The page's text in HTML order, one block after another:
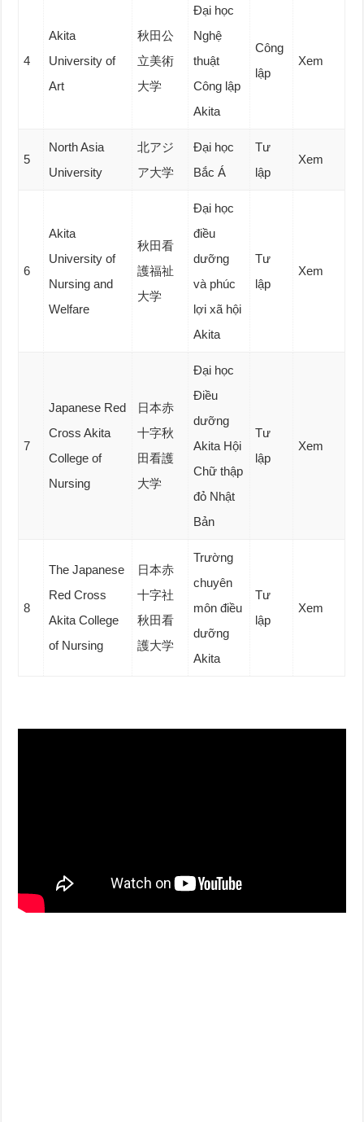
4
Akita
University of
Art
秋田公
立美術
大学
Đại học
Nghệ
thuật
Công lập
Akita
Công
lập
Xem
5
North Asia
University
北アジ
ア大学
Đại học
Bắc Á
Tư
lập
Xem
6
Akita
University of
Nursing and
Welfare
秋田看
護福祉
大学
Đại học
điều
dưỡng
và phúc
lợi xã hội
Akita
Tư
lập
Xem
7
Japanese Red
Cross Akita
College of
Nursing
日本赤
十字秋
田看護
大学
Đại học
Điều
dưỡng
Akita Hội
Chữ thập
đỏ Nhật
Bản
Tư
lập
Xem
8
The Japanese
Red Cross
Akita College
of Nursing
日本赤
十字社
秋田看
護大学
Trường
chuyên
môn điều
dưỡng
Akita
Tư
lập
Xem